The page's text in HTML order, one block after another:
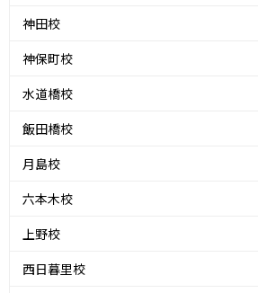
神田校
神保町校
水道橋校
飯田橋校
月島校
六本木校
上野校
西日暮里校